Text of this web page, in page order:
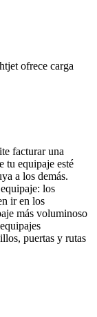
ofrece carga
facturar una
tu equipaje esté
a los demás.
los
ir en los
más voluminoso
puertas y rutas